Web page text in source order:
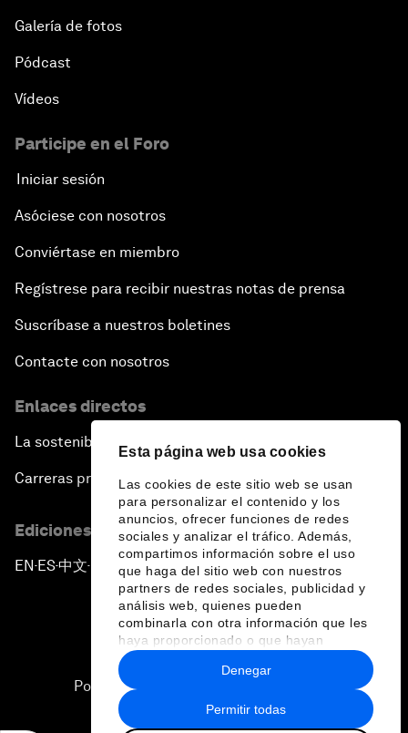
Esta página web usa cookies
Las cookies de este sitio web se usan
para personalizar el contenido y los
anuncios, ofrecer funciones de redes
sociales y analizar el tráfico. Además,
compartimos información sobre el uso
que haga del sitio web con nuestros
partners de redes sociales, publicidad y
análisis web, quienes pueden
combinarla con otra información que les
haya proporcionado o que hayan
recopilado a partir del uso que haya
hecho de sus servicios.
Permitir todas
Denegar
Galería de fotos
Pódcast
Vídeos
Participe en el Foro
Iniciar sesión
Asóciese con nosotros
Conviértase en miembro
Regístrese para recibir nuestras notas de prensa
Suscríbase a nuestros boletines
Contacte con nosotros
Enlaces directos
La sostenibilidad en el Foro
Carreras profesionales
Ediciones en otros idiomas
EN ▪ES▪中文▪ 日本語
Política de privacidad y normas de uso
Sitemap